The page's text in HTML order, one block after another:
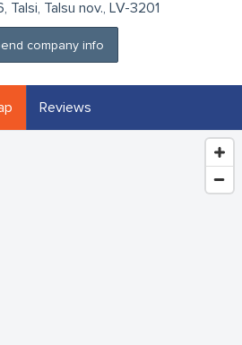
Talsi, Talsu nov., LV-3201
company info
Reviews